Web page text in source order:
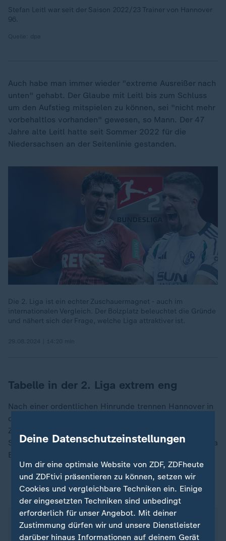
Stefan Leitl war seit der Saison 2022/23 Trainer von Hannover
96.
Auch habe man immer wieder "extreme Ausreißer nach
unten" gehabt. Der Glaube mit Leitl bis zum Schluss
um den Aufstieg mitspielen zu können, sei "nicht mehr
vorbehaltlos vorhanden" gewesen, so Mann. Der 47
Jahre alte Leitl hatte seit Sommer 2022 für die
Niedersachsen an der Seitenlinie gestanden.
Die 2. Liga ist ein echter Zuschauermagnet - auch im
internationalen Vergleich. Der Bolzplatz beleuchtet die Gründe
und nähert sich der Frage, welche Liga attraktiver ist.
Tabelle in der 2. Liga extrem eng
Nach einer ordentlichen Hinrunde trennen Hannover in
der engen Zweitliga-Tabelle mit 27 Punkten nur zwei
Zähler vom direkten Aufstiegsrang zwei. Leitls letztes
Spiel als Coach der 96er beim Heimspiel gegen Hertha
BSC endete 0:0.
ZDFsportstudio auf WhatsApp
Deine Datenschutzeinstellungen
Um dir eine optimale Website von ZDF, ZDFheute
und ZDFtivi präsentieren zu können, setzen wir
Cookies und vergleichbare Techniken ein. Einige
der eingesetzten Techniken sind unbedingt
erforderlich für unser Angebot. Mit deiner
Zustimmung dürfen wir und unsere Dienstleister
darüber hinaus Informationen auf deinem Gerät